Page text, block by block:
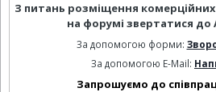
З питань розміщення комерційних
на форумі звертатися до
За допомогою форми:
За допомогою E-Mail:
Запрошуємо до